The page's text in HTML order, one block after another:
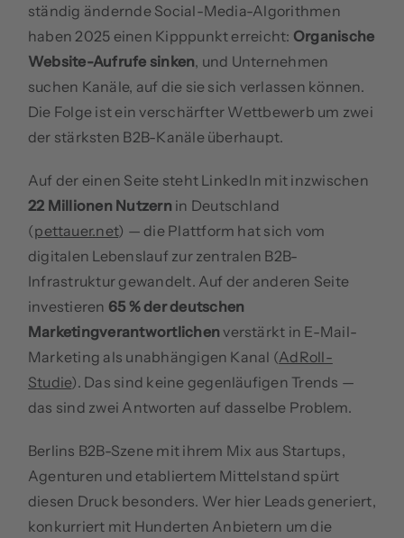
ständig ändernde Social-Media-Algorithmen
haben 2025 einen Kipppunkt erreicht: Organische
Website-Aufrufe sinken, und Unternehmen
suchen Kanäle, auf die sie sich verlassen können.
Die Folge ist ein verschärfter Wettbewerb um zwei
der stärksten B2B-Kanäle überhaupt.
Auf der einen Seite steht LinkedIn mit inzwischen
22 Millionen Nutzern in Deutschland
(pettauer.net) — die Plattform hat sich vom
digitalen Lebenslauf zur zentralen B2B-
Infrastruktur gewandelt. Auf der anderen Seite
investieren 65 % der deutschen
Marketingverantwortlichen verstärkt in E-Mail-
Marketing als unabhängigen Kanal (AdRoll-
Studie). Das sind keine gegenläufigen Trends —
das sind zwei Antworten auf dasselbe Problem.
Berlins B2B-Szene mit ihrem Mix aus Startups,
Agenturen und etabliertem Mittelstand spürt
diesen Druck besonders. Wer hier Leads generiert,
konkurriert mit Hunderten Anbietern um die